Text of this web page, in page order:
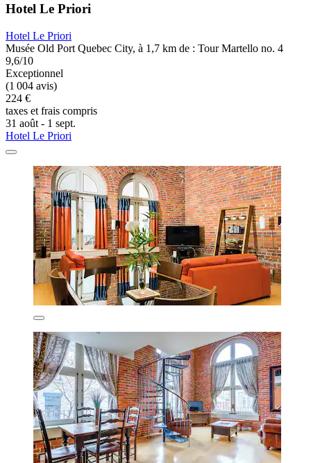
Hotel Le Priori
Hotel Le Priori
Musée Old Port Quebec City, à 1,7 km de : Tour Martello no. 4
9,6/10
Exceptionnel
(1 004 avis)
224 €
taxes et frais compris
31 août - 1 sept.
Hotel Le Priori